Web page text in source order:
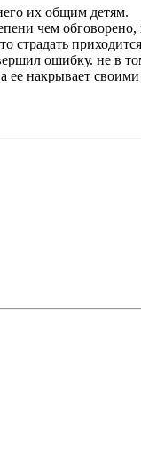
их общим детям.
чем
страдать
ошибку. не в
ее накрывает